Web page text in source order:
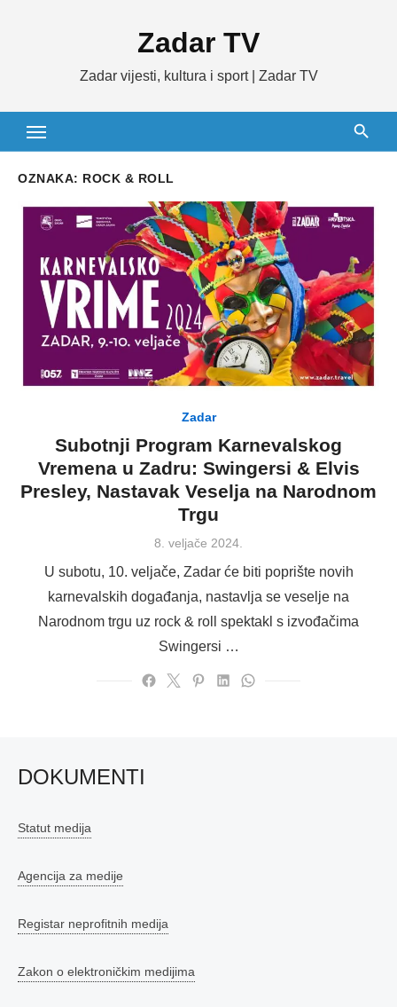
Zadar TV
Zadar vijesti, kultura i sport | Zadar TV
OZNAKA: ROCK & ROLL
Zadar
Subotnji Program Karnevalskog
Vremena u Zadru: Swingersi & Elvis
Presley, Nastavak Veselja na Narodnom
Trgu
Posted
8. veljače 2024.
U subotu, 10. veljače, Zadar će biti poprište novih
karnevalskih događanja, nastavlja se veselje na
Narodnom trgu uz rock & roll spektakl s izvođačima
Swingersi …
DOKUMENTI
Statut medija
Agencija za medije
Registar neprofitnih medija
Zakon o elektroničkim medijima